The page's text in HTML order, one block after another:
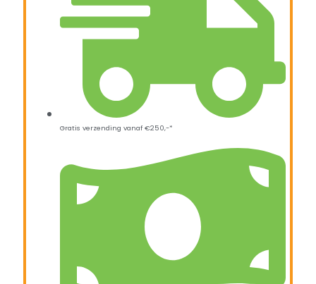
Gratis verzending vanaf €250,-*